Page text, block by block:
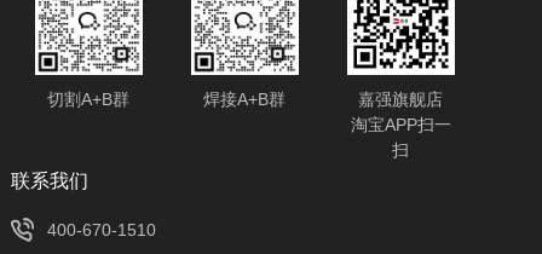
切割A+B群 焊接A+B群
嘉强旗舰店
淘宝APP扫一
扫
​联系我们
400-670-1510